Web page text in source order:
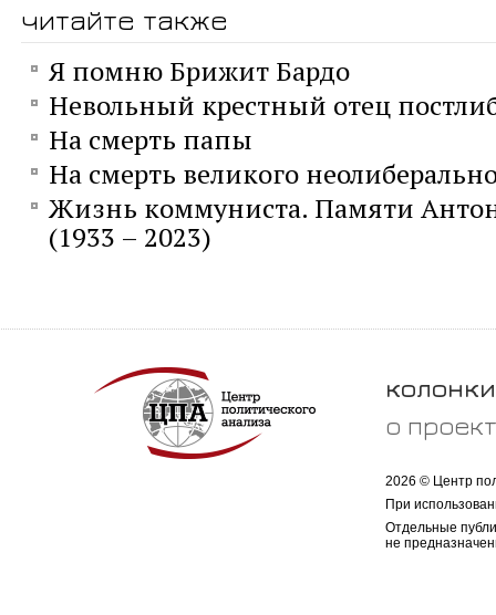
читайте также
Я помню Брижит Бардо
Невольный крестный отец
На смерть папы
На смерть великого
Жизнь коммуниста. Памяти
(1933 – 2023)
колонки
о
2026 © Центр
При
Отдельные
не